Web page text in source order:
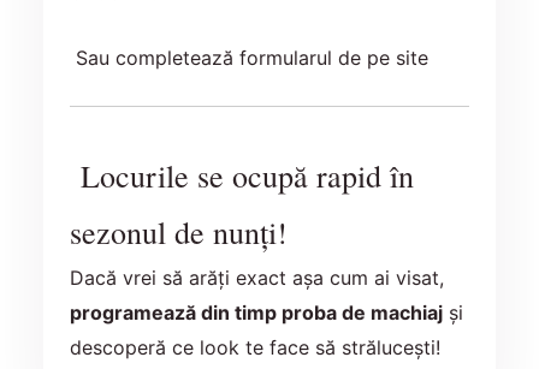
Sau completează formularul de pe site
Locurile se ocupă rapid în
sezonul de nunți!
Dacă vrei să arăți exact așa cum ai visat,
programează din timp proba de machiaj și
descoperă ce look te face să strălucești!